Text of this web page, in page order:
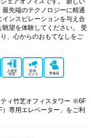
先端のテクノロジーに精通
ンスピレーションを与え合
望を体験してください。 受
、心からのおもてなしをご
入退室
管理
監視
カメラ
警備員
ィ竹芝オフィスタワー ※6F
専用エレベーター」をご利